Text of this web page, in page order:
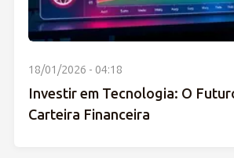
18/01/2026 - 04:18
Investir em Tecnologia: O
Carteira Financeira